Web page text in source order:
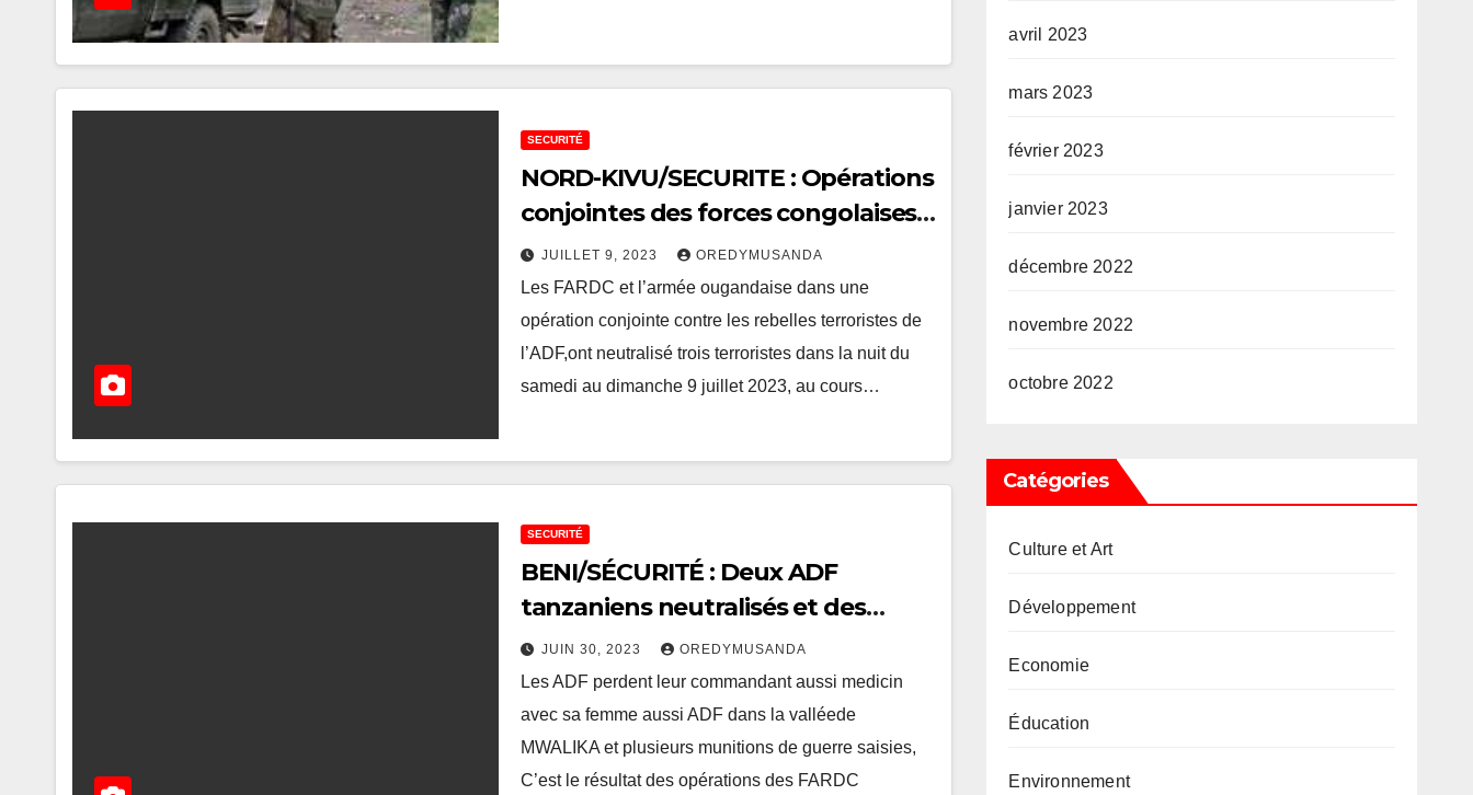
SECURITÉ
NORD-KIVU/SECURITE : Opérations
conjointes des forces congolaises
et ougandaises neutralisent 3
terroristes et récupèrent des
armes de guerre
JUILLET 9, 2023 OREDYMUSANDA
Les FARDC et l’armée ougandaise dans une
opération conjointe contre les rebelles terroristes de
l’ADF,ont neutralisé trois terroristes dans la nuit du
samedi au dimanche 9 juillet 2023, au cours…
SECURITÉ
BENI/SÉCURITÉ : Deux ADF
tanzaniens neutralisés et des
armes récupérées dans la vallée de
MWALIKA
JUIN 30, 2023 OREDYMUSANDA
Les ADF perdent leur commandant aussi medicin
avec sa femme aussi ADF dans la valléede
MWALIKA et plusieurs munitions de guerre saisies,
C’est le résultat des opérations des FARDC
avril 2023
mars 2023
février 2023
janvier 2023
décembre 2022
novembre 2022
octobre 2022
Catégories
Culture et Art
Développement
Economie
Éducation
Environnement